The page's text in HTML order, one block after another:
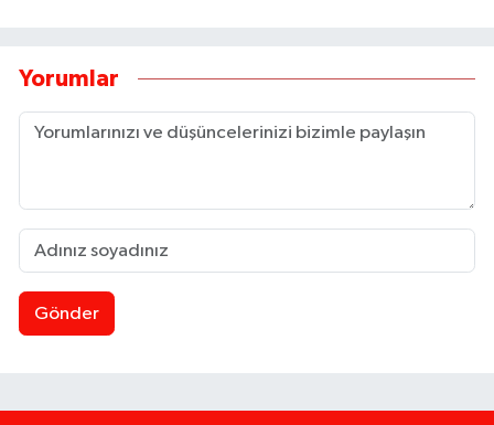
Yorumlar
Gönder